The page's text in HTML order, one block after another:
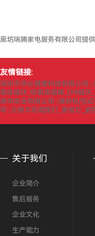
廊坊瑞腾家电服务有限公司提
友情链接:
深圳市华钛健康科技有限公司
氧体磁环_铁氧体磁棒_EMI磁
乘申实业有限公司
破碎机|颚
司
云南太阳能路灯_景观灯_
关于我们
企业简介
售后服务
企业文化
生产能力